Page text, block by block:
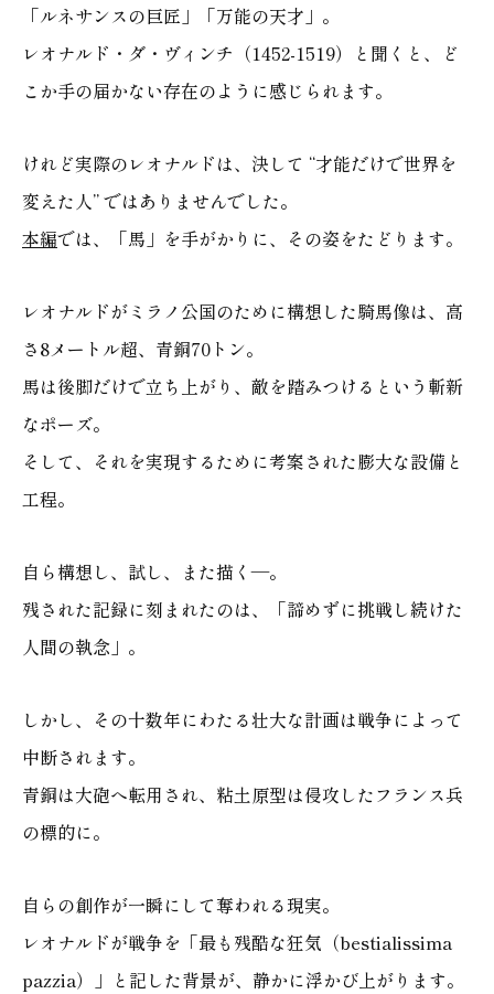
「ルネサンスの巨匠 」「万能の天才 」。
レオナルド・ダ・ヴィンチ（1452-1519）と聞くと、ど
こか手の届かない存在のように感じられます。
けれど実際のレオナルドは、決して “才能だけで世界を
変えた人” ではありませんでした。
本編では、「馬」を手がかりに、その姿をたどります。
レオナルドがミラノ公国のために構想した騎馬像は、高
さ8メートル超、青銅70トン。
馬は後脚だけで立ち上がり、敵を踏みつけるという斬新
なポーズ。
そして、それを実現するために考案された膨大な設備と
工程。
自ら構想し、試し、また描く―。
残された記録に刻まれたのは、
「諦めずに挑戦し続けた
人間の執念 」。
しかし、その十数年にわたる壮大な計画は戦争によって
中断されます。
青銅は大砲へ転用され、粘土原型は侵攻したフランス兵
の標的に。
自らの創作が一瞬にして奪われる現実。
レオナルドが戦争を「最も残酷な狂気（bestialissima
pazzia）」と記した背景が、静かに浮かび上がります。